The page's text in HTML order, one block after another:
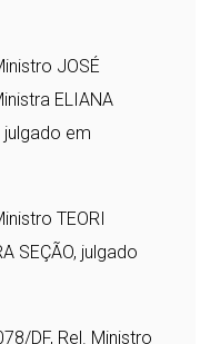
JOSÉ
ELIANA
julgado em
TEORI
SEÇÃO, julgado
DF, Rel. Ministro